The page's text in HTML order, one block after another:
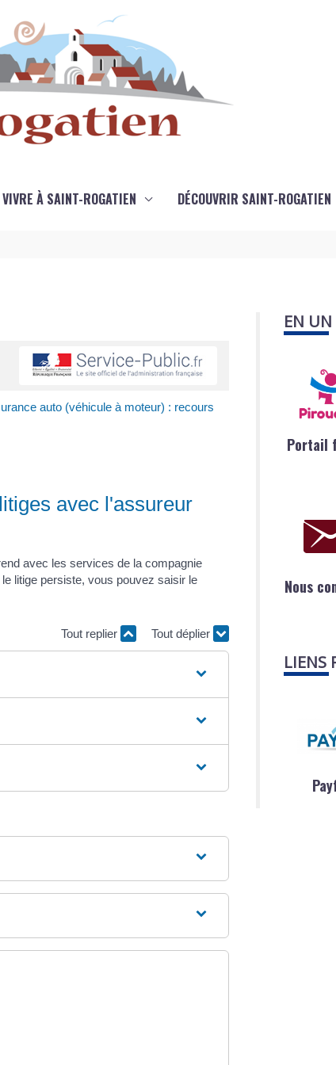
VIVRE À SAINT-ROGATIEN DÉCOUVRIR SAINT-ROGATIEN
auto (véhicule à moteur) : recours
avec l'assureur
avec les services de la compagnie
litige persiste, vous pouvez saisir le
Tout replier Tout déplier
EN UN
Portail
Nous
LIENS